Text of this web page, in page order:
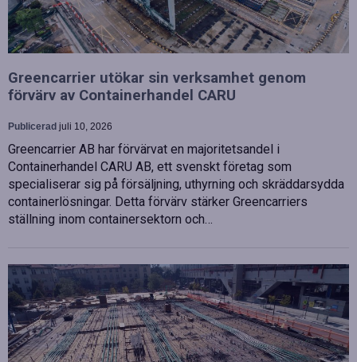
Greencarrier utökar sin verksamhet genom
förvärv av Containerhandel CARU
Publicerad juli 10, 2026
Greencarrier AB har förvärvat en majoritetsandel i
Containerhandel CARU AB, ett svenskt företag som
specialiserar sig på försäljning, uthyrning och skräddarsydda
containerlösningar. Detta förvärv stärker Greencarriers
ställning inom containersektorn och…